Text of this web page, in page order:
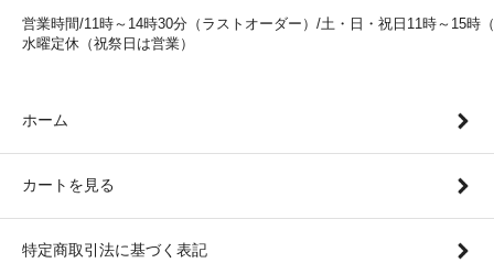
営業時間/11時～14時30分（ラストオーダー）/土・日・祝日11時～15時
水曜定休（祝祭日は営業）
ホーム
カートを見る
特定商取引法に基づく表記